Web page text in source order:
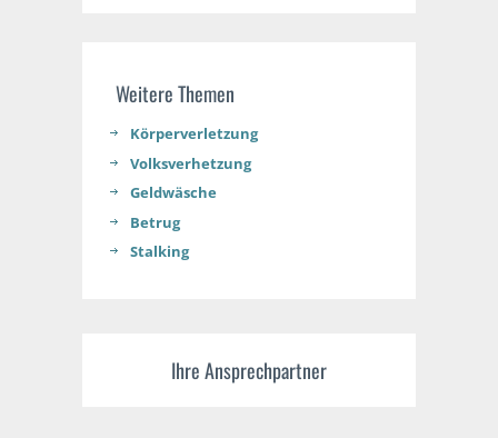
Weitere Themen
Körperverletzung
Volksverhetzung
Geldwäsche
Betrug
Stalking
Ihre Ansprechpartner